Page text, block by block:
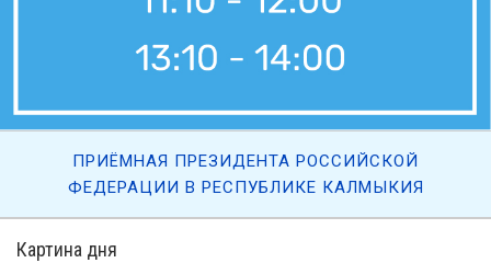
Картина дня
ПРИЁМНАЯ ПРЕЗИДЕНТА РОССИЙСКОЙ
ФЕДЕРАЦИИ В РЕСПУБЛИКЕ КАЛМЫКИЯ